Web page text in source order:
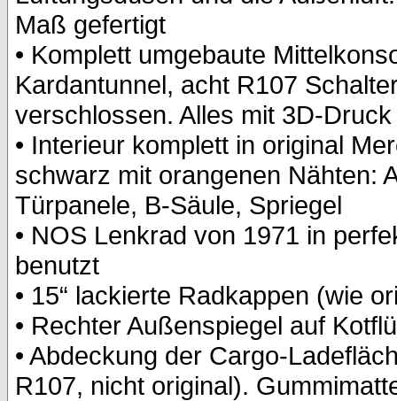
Maß gefertigt
• Komplett umgebaute
Kardantunnel, acht R107
verschlossen. Alles mit 3D-
• Interieur komplett in original
schwarz mit orangenen Nähten:
Türpanele, B-Säule, Spriegel
• NOS Lenkrad von 1971 in
benutzt
• 15“ lackierte Radkappen (wie
• Rechter Außenspiegel auf
• Abdeckung der Cargo-
R107, nicht original).